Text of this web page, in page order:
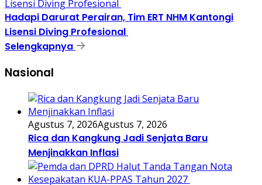
Hadapi Darurat Perairan, Tim ERT NHM Kantongi
Lisensi Diving Profesional
Selengkapnya
Nasional
Agustus 7, 2026Agustus 7, 2026
Rica dan Kangkung Jadi Senjata Baru
Menjinakkan Inflasi